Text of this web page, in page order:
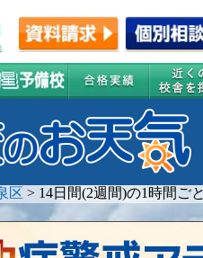
区 > 14日間(2週間)の1時間ご